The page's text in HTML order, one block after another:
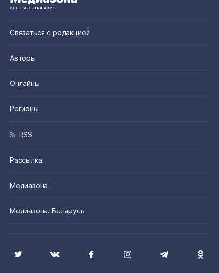
Связаться с редакцией
Авторы
Онлайны
Регионы
RSS
Рассылка
Медиазона
Медиазона. Беларусь